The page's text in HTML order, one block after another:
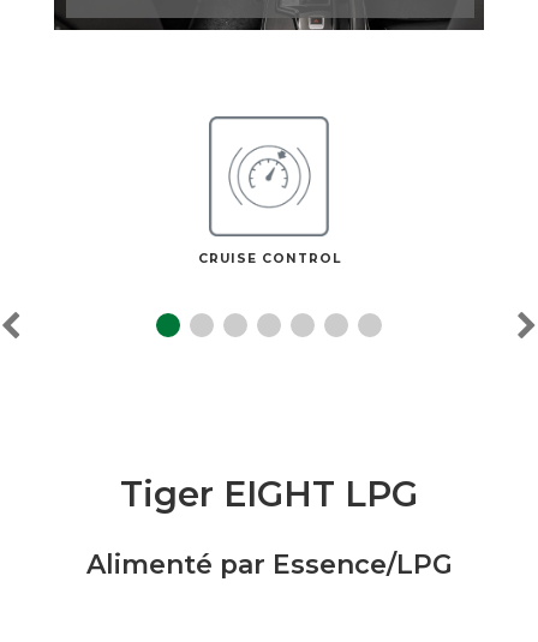
CRUISE CONTROL
Tiger EIGHT LPG
Alimenté par Essence/LPG